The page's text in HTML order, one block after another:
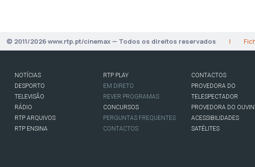
© 2011/2026 www.rtp.pt/cinemax — Todos os direitos reservados |
NOTÍCIAS
DESPORTO
TELEVISÃO
RÁDIO
RTP ARQUIVOS
RTP ENSINA
RTP PLAY
EM DIRETO
REVER PROGRAMAS
CONCURSOS
PERGUNTAS FREQUENTES
CONTACTOS
CONTACTOS
PROVEDORA DO
TELESPECTADOR
PROVEDORA DO
ACESSIBILIDADES
SATÉLITES